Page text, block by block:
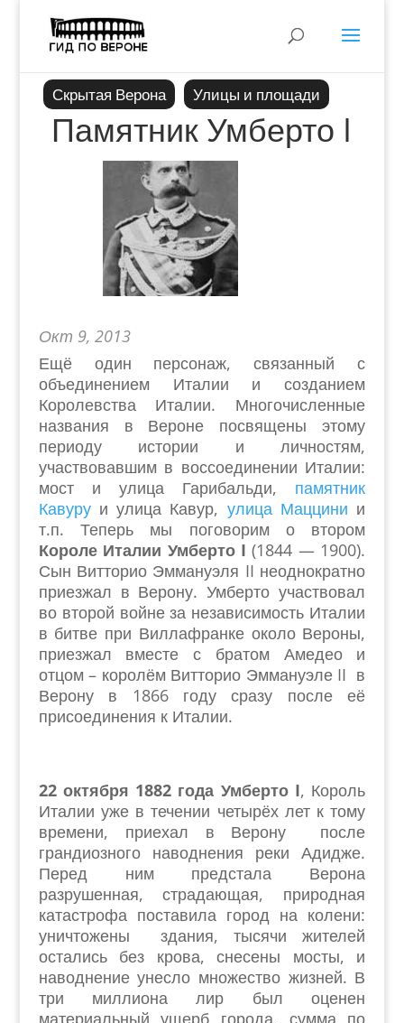
Скрытая Верона Улицы и площади
Памятник Умберто I
Окт 9, 2013
Ещё один персонаж, связанный с
объединением Италии и созданием
Королевства Италии. Многочисленные
названия в Вероне посвящены этому
периоду истории и личностям,
участвовавшим в воссоединении Италии:
мост и улица Гарибальди, памятник
Кавуруи улица Кавур, улица Маццини и
т.п. Теперь мы поговорим о втором
Короле Италии Умберто I(1844 — 1900).
Сын Витторио Эммануэля II неоднократно
приезжал в Верону. Умберто участвовал
во второй войне за независимость Италии
в битве при Виллафранке около Вероны,
приезжал вместе с братом Амедео и
отцом – королём Витторио Эммануэле II в
Верону в 1866 году сразу после её
присоединения к Италии.
22 октября 1882 года Умберто I, Король
Италии уже в течении четырёх лет к тому
времени, приехал в Верону после
грандиозного наводнения реки Адидже.
Перед ним предстала Верона
разрушенная, страдающая, природная
катастрофа поставила город на колени:
уничтожены здания, тысячи жителей
остались без крова, снесены мосты, и
наводнение унесло множество жизней. В
три миллиона лир был оценен
материальный ущерб города, сумма по